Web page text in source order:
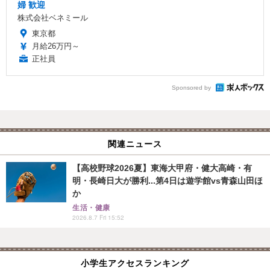
婦 歓迎
株式会社ベネミール
東京都
月給26万円～
正社員
Sponsored by
関連ニュース
【高校野球2026夏】東海大甲府・健大高崎・有
明・長崎日大が勝利...第4日は遊学館vs青森山田ほ
か
生活・健康
2026.8.7 Fri 15:52
小学生アクセスランキング